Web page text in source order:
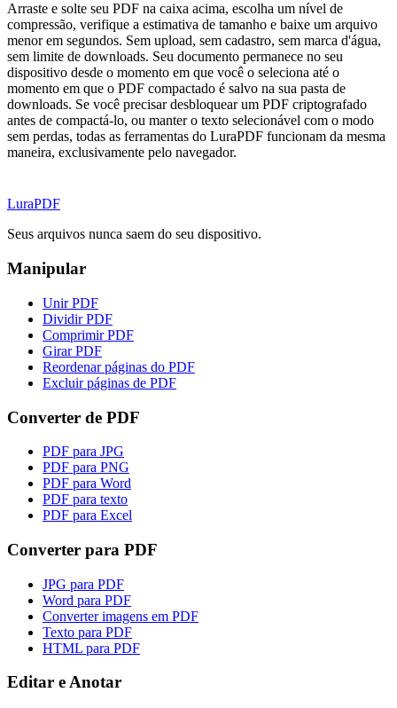
Arraste e solte seu PDF na caixa acima, escolha um nível de
compressão, verifique a estimativa de tamanho e baixe um arquivo
menor em segundos. Sem upload, sem cadastro, sem marca d'água,
sem limite de downloads. Seu documento permanece no seu
dispositivo desde o momento em que você o seleciona até o
momento em que o PDF compactado é salvo na sua pasta de
downloads. Se você precisar desbloquear um PDF criptografado
antes de compactá-lo, ou manter o texto selecionável com o modo
sem perdas, todas as ferramentas do LuraPDF funcionam da mesma
maneira, exclusivamente pelo navegador.
LuraPDF
Seus arquivos nunca saem do seu dispositivo.
Manipular
Unir PDF
Dividir PDF
Comprimir PDF
Girar PDF
Reordenar páginas do PDF
Excluir páginas de PDF
Converter de PDF
PDF para JPG
PDF para PNG
PDF para Word
PDF para texto
PDF para Excel
Converter para PDF
JPG para PDF
Word para PDF
Converter imagens em PDF
Texto para PDF
HTML para PDF
Editar e Anotar